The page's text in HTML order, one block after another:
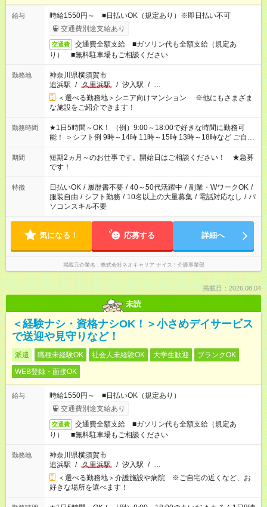
給与
時給1550円～ ■日払いOK（規定あり）※即日払い不可
交通費別途支給あり
交通費
交通費全額支給 ■ガソリン代も全額支給（規定あ
り） ■無料駐車場もご相談ください
勤務地
神奈川県横須賀市
追浜駅 / 久里浜駅 / 汐入駅 / …
＜選べる勤務地＞シニア向けマンション ※他にもさまざま
な施設をご紹介できます！
勤務時間
★1日5時間～OK！ （例）9:00～18:00で好きな時間に勤務可
能！ ＞シフト例 9時～14時 11時～15時 13時～18時など ご自身
のご都合に合わせて勤務時間をご相談ください！ ★家庭の都合
でお休みや時間の調整が必要な場合も遠慮なくご相談くださ
い。
期間
短期2ヵ月～のお仕事です。開始日はご相談ください！ ★急募
です！
特徴 日払いOK / 履歴書不要 / 40～50代活躍中 / 副業・WワークOK /
服装自由 / シフト勤務 / 10名以上の大量募集 / 電話対応なし / パ
ソコンスキル不要
気になる！ 応募する 詳細へ
掲載元企業名 株式会社ネオキャリア ナイス！介護事業部
掲載日：2026.08.04
未読
＜経験ナシ・資格ナシOK！＞小さめデイサービス
で送迎や見守りなど！
派遣 職種未経験OK 社会人未経験OK 大学生歓迎
ブランクOK
WEB登録・面接OK
給与
時給1550円～ ■日払いOK（規定あり）
交通費別途支給あり
交通費
交通費全額支給 ■ガソリン代も全額支給（規定あ
り） ■無料駐車場もご相談ください
勤務地
神奈川県横須賀市
追浜駅 / 久里浜駅 / 汐入駅 / …
＜選べる勤務地＞介護施設や病院 ※ご自宅の近くなど、お
好きな場所を選べます！